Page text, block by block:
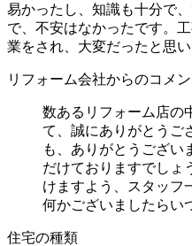
易かったし、知識も十分で
で、不安はなかったです。
業をされ、大変だったと思
リフォーム会社からのコメン
数あるリフォーム店の
て、誠にありがとうご
も、ありがとうござい
だけておりますでしょ
けますよう、スタッフ
何かございましたらい
住宅の種類